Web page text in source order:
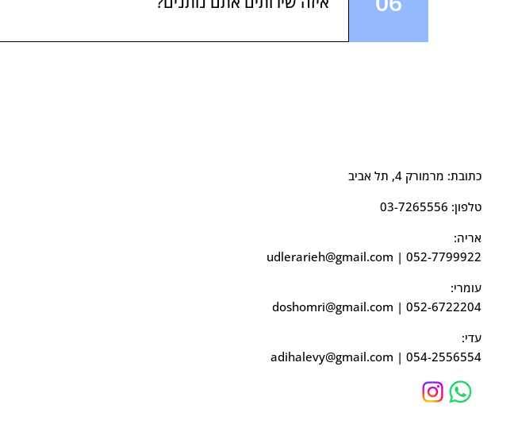
נשמח לשוחח, להכיר אתכם ולראות כיצד נוכל לעזור.
השירותים שלנו מקיפים את כל מעגלי הקמת ותפעול עסק המזון:
כתובת: מרמורק 4, תל אביב
טלפון: 03-7265556
אריה:
udlerarieh@gmail.com | 052-7799922
עומרי:
doshomri@gmail.com | 052-6722204
עדי:
adihalevy@gmail.com | 054-2556554